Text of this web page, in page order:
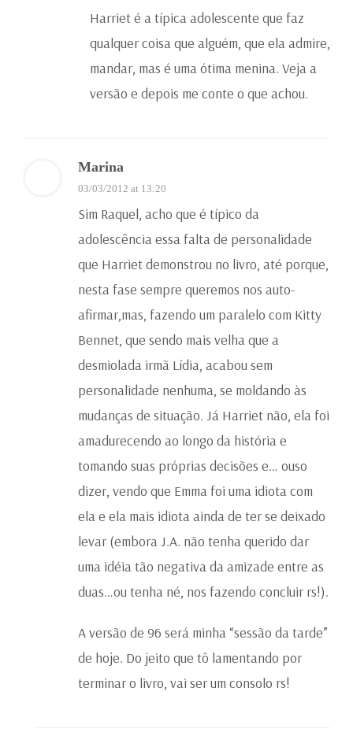
Harriet é a típica adolescente que faz
qualquer coisa que alguém, que ela admire,
mandar, mas é uma ótima menina. Veja a
versão e depois me conte o que achou.
Marina
03/03/2012 at 13:20
Sim Raquel, acho que é típico da
adolescência essa falta de personalidade
que Harriet demonstrou no livro, até porque,
nesta fase sempre queremos nos auto-
afirmar,mas, fazendo um paralelo com Kitty
Bennet, que sendo mais velha que a
desmiolada irmã Lídia, acabou sem
personalidade nenhuma, se moldando às
mudanças de situação. Já Harriet não, ela foi
amadurecendo ao longo da história e
tomando suas próprias decisões e… ouso
dizer, vendo que Emma foi uma idiota com
ela e ela mais idiota ainda de ter se deixado
levar (embora J.A. não tenha querido dar
uma idéia tão negativa da amizade entre as
duas…ou tenha né, nos fazendo concluir rs!).
A versão de 96 será minha “sessão da tarde”
de hoje. Do jeito que tô lamentando por
terminar o livro, vai ser um consolo rs!